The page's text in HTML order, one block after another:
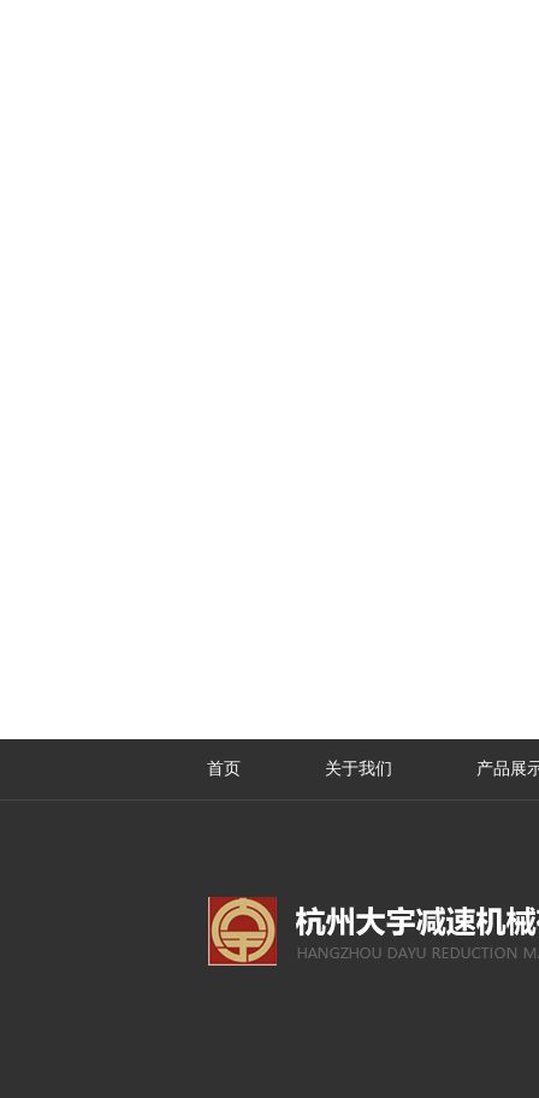
首页 关于我们 产品展